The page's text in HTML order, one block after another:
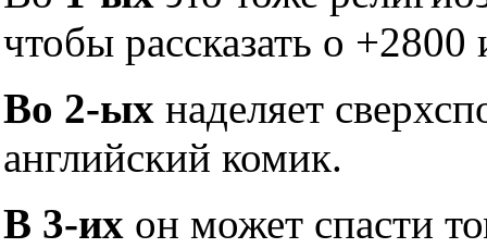
чтобы рассказать о +2800
Во 2-ых наделяет
английский комик.
В 3-их он может спасти